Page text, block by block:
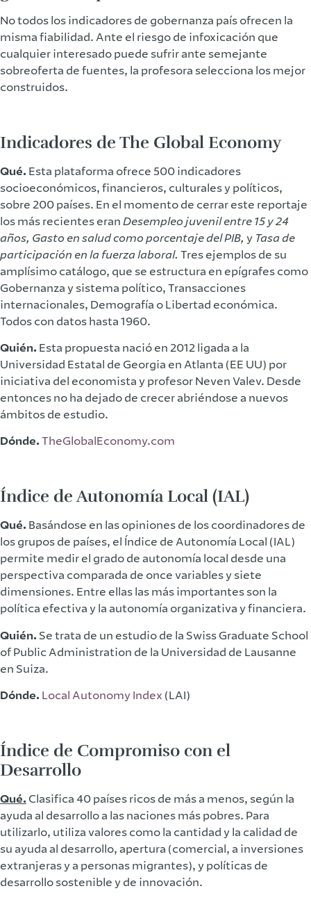
No todos los indicadores de gobernanza país ofrecen la
misma fiabilidad. Ante el riesgo de infoxicación que
cualquier interesado puede sufrir ante semejante
sobreoferta de fuentes, la profesora selecciona los mejor
construidos.
Indicadores de The Global Economy
Qué. Esta plataforma ofrece 500 indicadores
socioeconómicos, financieros, culturales y políticos,
sobre 200 países. En el momento de cerrar este reportaje
los más recientes eranDesempleo juvenil entre 15 y 24
años, Gasto en salud como porcentaje del PIB, y Tasa de
participación en la fuerza laboral. Tres ejemplos de su
amplísimo catálogo, que se estructura en epígrafes como
Gobernanza y sistema político, Transacciones
internacionales, Demografía o Libertad económica.
Todos con datos hasta 1960.
Quién. Esta propuesta nació en 2012 ligada a la
Universidad Estatal de Georgia en Atlanta (EE UU) por
iniciativa del economista y profesor Neven Valev. Desde
entonces no ha dejado de crecer abriéndose a nuevos
ámbitos de estudio.
Dónde.TheGlobalEconomy.com
Índice de Autonomía Local (IAL)
Qué. Basándose en las opiniones de los coordinadores de
los grupos de países, el Índice de Autonomía Local (IAL)
permite medir el grado de autonomía local desde una
perspectiva comparada de once variables y siete
dimensiones. Entre ellas las más importantes son la
política efectiva y la autonomía organizativa y financiera.
Quién. Se trata de un estudio de la Swiss Graduate School
of Public Administration de la Universidad de Lausanne
en Suiza.
Dónde. Local Autonomy Index (LAI)
Índice de Compromiso con el
Desarrollo
Qué. Clasifica 40 países ricos de más a menos, según la
ayuda al desarrollo a las naciones más pobres. Para
utilizarlo, utiliza valores como la cantidad y la calidad de
su ayuda al desarrollo, apertura (comercial, a inversiones
extranjeras y a personas migrantes), y políticas de
desarrollo sostenible y de innovación.